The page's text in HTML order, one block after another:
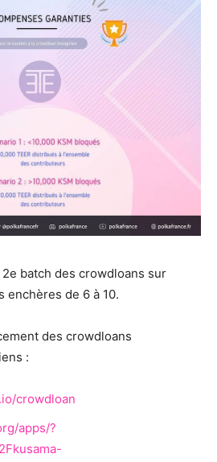
batch des crowdloans sur
enchères de 6 à 10.
des crowdloans
:
crowdloan
apps/?